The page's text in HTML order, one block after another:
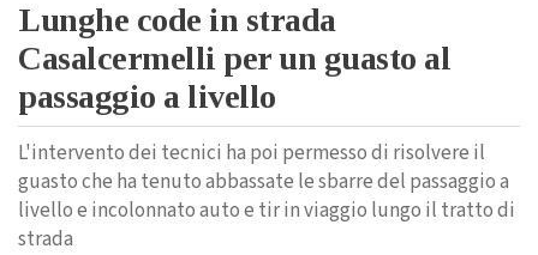
Lunghe code in strada
Casalcermelli per un guasto al
passaggio a livello
L'intervento dei tecnici ha poi permesso di risolvere il
guasto che ha tenuto abbassate le sbarre del passaggio a
livello e incolonnato auto e tir in viaggio lungo il tratto di
strada